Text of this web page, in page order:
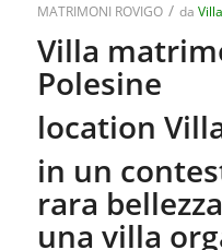
MATRIMONI ROVIGO / da
Villa
Polesine
location
in un
rara
una villa